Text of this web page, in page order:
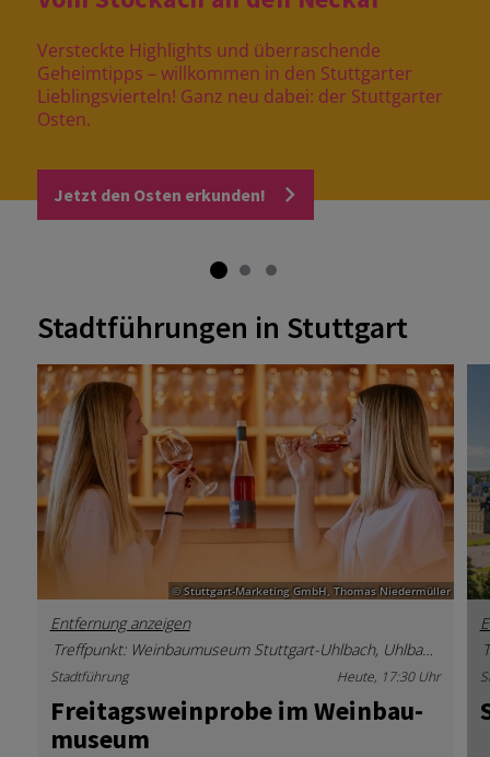
Versteckte Highlights und überraschende
Geheimtipps – willkommen in den Stuttgarter
Lieblingsvierteln! Ganz neu dabei: der Stuttgarter
Osten.
Jetzt den Osten erkunden!
Stadtführungen in Stuttgart
© Stuttgart-Marketing GmbH, Thomas Niedermüller
Entfernung anzeigen
Treffpunkt: Weinbaumuseum Stuttgart-Uhlbach, Uhlbacher Platz 4, 70329 Stuttgart
Frei­tags­wein­pro­be im Wein­bau­
mu­se­um
Stadtführung Heute, 17:30 Uhr